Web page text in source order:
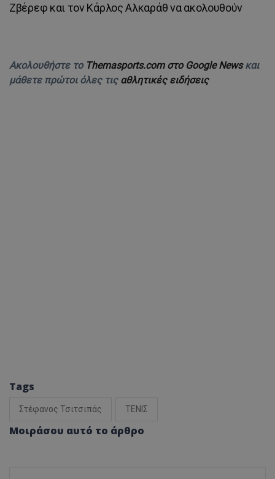
Ζβέρεφ και τον Κάρλος Αλκαράθ να ακολουθούν
Ακολουθήστε το Themasports.com στο Google Newsκαι
μάθετε πρώτοι όλες τις αθλητικές ειδήσεις
Tags
Στέφανος Τσιτσιπάς ΤΕΝΙΣ
Μοιράσου αυτό το άρθρο